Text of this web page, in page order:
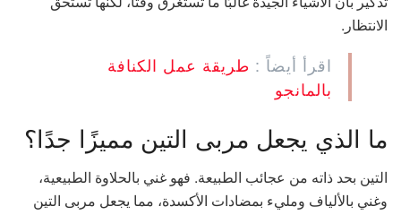
الانتظار.
اقرأ أيضاً : طريقة عمل الكنافة
بالمانجو
ما الذي يجعل مربى التين مميزًا جدًا؟
التين بحد ذاته من عجائب الطبيعة. فهو غني بالحلاوة الطبيعية،
وغني بالألياف ومليء بمضادات الأكسدة، مما يجعل مربى التين